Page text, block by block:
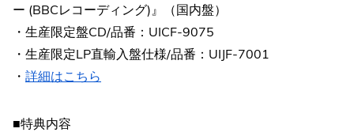
ー (BBCレコーディング)』（国内盤）
・生産限定盤CD/品番：UICF-9075
・生産限定LP直輸入盤仕様/品番：UIJF-7001
・ 詳細はこちら
■特典内容